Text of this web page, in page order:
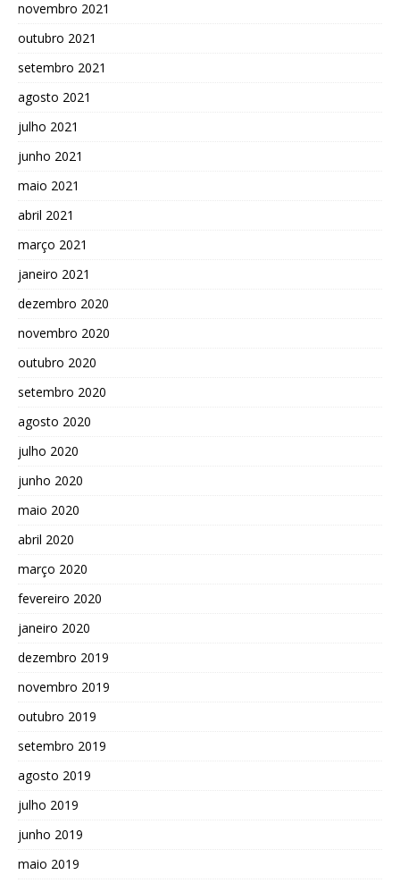
novembro 2021
outubro 2021
setembro 2021
agosto 2021
julho 2021
junho 2021
maio 2021
abril 2021
março 2021
janeiro 2021
dezembro 2020
novembro 2020
outubro 2020
setembro 2020
agosto 2020
julho 2020
junho 2020
maio 2020
abril 2020
março 2020
fevereiro 2020
janeiro 2020
dezembro 2019
novembro 2019
outubro 2019
setembro 2019
agosto 2019
julho 2019
junho 2019
maio 2019